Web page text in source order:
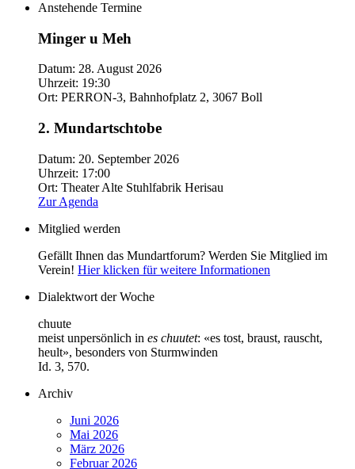
Anstehende Termine
Minger u Meh
Datum: 28. August 2026
Uhrzeit: 19:30
Ort: PERRON-3, Bahnhofplatz 2, 3067 Boll
2. Mundartschtobe
Datum: 20. September 2026
Uhrzeit: 17:00
Ort: Theater Alte Stuhlfabrik Herisau
Zur Agenda
Mitglied werden
Gefällt Ihnen das Mundartforum? Werden Sie Mitglied im
Verein! Hier klicken für weitere Informationen
Dialektwort der Woche
chuute
meist unpersönlich in es chuutet: «es tost, braust, rauscht,
heult», besonders von Sturmwinden
Id. 3, 570.
Archiv
Juni 2026
Mai 2026
März 2026
Februar 2026